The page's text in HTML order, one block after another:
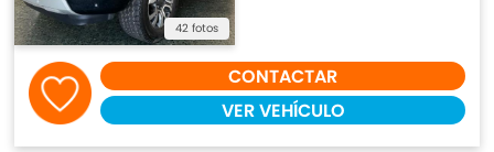
42 fotos
CONTACTAR
VER VEHÍCULO